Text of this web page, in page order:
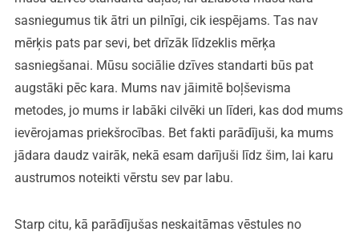
sasniegumus tik ātri un pilnīgi, cik iespējams. Tas nav
mērķis pats par sevi, bet drīzāk līdzeklis mērķa
sasniegšanai. Mūsu sociālie dzīves standarti būs pat
augstāki pēc kara. Mums nav jāimitē boļševisma
metodes, jo mums ir labāki cilvēki un līderi, kas dod mums
ievērojamas priekšrocības. Bet fakti parādījuši, ka mums
jādara daudz vairāk, nekā esam darījuši līdz šim, lai karu
austrumos noteikti vērstu sev par labu.
Starp citu, kā parādījušas neskaitāmas vēstules no